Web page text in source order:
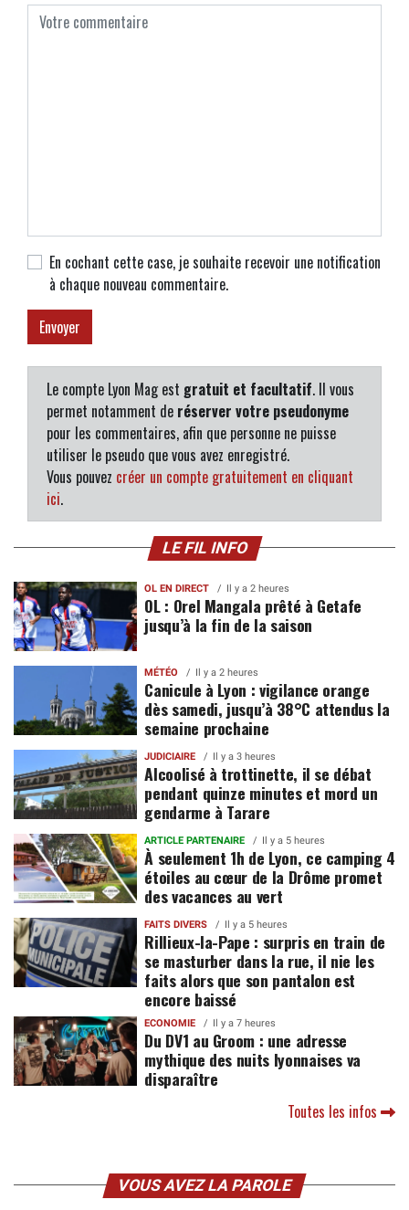
En cochant cette case, je souhaite recevoir une notification
à chaque nouveau commentaire.
Le compte Lyon Mag est gratuit et facultatif. Il vous
permet notamment de réserver votre pseudonyme
pour les commentaires, afin que personne ne puisse
utiliser le pseudo que vous avez enregistré.
Vous pouvez créer un compte gratuitement en cliquant
ici.
LE FIL INFO
OL EN DIRECT Il y a 2 heures
OL : Orel Mangala prêté à Getafe
jusqu’à la fin de la saison
MÉTÉO Il y a 2 heures
Canicule à Lyon : vigilance orange
dès samedi, jusqu’à 38°C attendus la
semaine prochaine
JUDICIAIRE Il y a 3 heures
Alcoolisé à trottinette, il se débat
pendant quinze minutes et mord un
gendarme à Tarare
ARTICLE PARTENAIRE Il y a 5 heures
À seulement 1h de Lyon, ce camping 4
étoiles au cœur de la Drôme promet
des vacances au vert
FAITS DIVERS Il y a 5 heures
Rillieux-la-Pape : surpris en train de
se masturber dans la rue, il nie les
faits alors que son pantalon est
encore baissé
ECONOMIE Il y a 7 heures
Du DV1 au Groom : une adresse
mythique des nuits lyonnaises va
disparaître
Toutes les infos
VOUS AVEZ LA PAROLE